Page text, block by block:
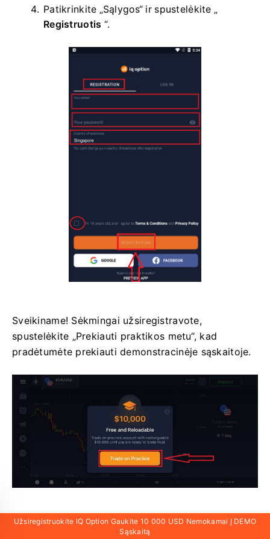
Patikrinkite „Sąlygos“ ir spustelėkite „
Registruotis “.
Sveikiname! Sėkmingai užsiregistravote,
spustelėkite „Prekiauti praktikos metu“, kad
pradėtumėte prekiauti demonstracinėje sąskaitoje.
Demonstracinėje sąskaitoje turite 10 000 USD.
Užsiregistruokite IQ Option Gaukite 10 000 USD Nemokamai Į DEMO
Sąskaitą